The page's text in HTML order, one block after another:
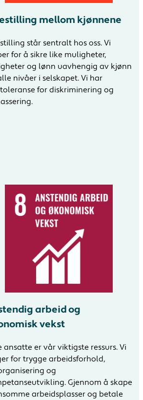
mellom kjønnene
står sentralt hos oss. Vi
for å sikre like muligheter,
og lønn uavhengig av kjønn
nivåer i selskapet. Vi har
for diskriminering og
arbeid og
vekst
ansatte er vår viktigste ressurs. Vi
for trygge arbeidsforhold,
og
Gjennom å skape
arbeidsplasser og betale